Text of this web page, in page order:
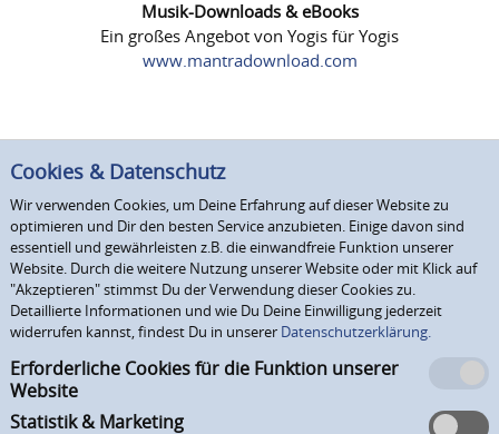
Musik-Downloads & eBooks
Ein großes Angebot von Yogis für Yogis
www.mantradownload.com
Cookies & Datenschutz
Wir verwenden Cookies, um Deine Erfahrung auf dieser Website zu
optimieren und Dir den besten Service anzubieten. Einige davon sind
essentiell und gewährleisten z.B. die einwandfreie Funktion unserer
Website. Durch die weitere Nutzung unserer Website oder mit Klick auf
"Akzeptieren" stimmst Du der Verwendung dieser Cookies zu.
Detaillierte Informationen und wie Du Deine Einwilligung jederzeit
widerrufen kannst, findest Du in unserer Datenschutzerklärung.
Erforderliche Cookies für die Funktion unserer
Website
Statistik & Marketing